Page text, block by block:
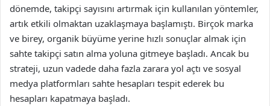
dönemde, takipçi sayısını artırmak için kullanılan yöntemler,
artık etkili olmaktan uzaklaşmaya başlamıştı. Birçok marka
ve birey, organik büyüme yerine hızlı sonuçlar almak için
sahte takipçi satın alma yoluna gitmeye başladı. Ancak bu
strateji, uzun vadede daha fazla zarara yol açtı ve sosyal
medya platformları sahte hesapları tespit ederek bu
hesapları kapatmaya başladı.